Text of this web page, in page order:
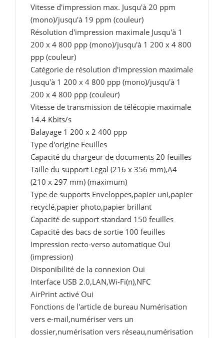
Vitesse d'impression max. Jusqu'à 20 ppm
(mono)/jusqu'à 19 ppm (couleur)
Résolution d'impression maximale Jusqu'à 1
200 x 4 800 ppp (mono)/jusqu'à 1 200 x 4 800
ppp (couleur)
Catégorie de résolution d'impression maximale
Jusqu'à 1 200 x 4 800 ppp (mono)/jusqu'à 1
200 x 4 800 ppp (couleur)
Vitesse de transmission de télécopie maximale
14.4 Kbits/s
Balayage 1 200 x 2 400 ppp
Type d'origine Feuilles
Capacité du chargeur de documents 20 feuilles
Taille du support Legal (216 x 356 mm),A4
(210 x 297 mm) (maximum)
Type de supports Enveloppes,papier uni,papier
recyclé,papier photo,papier brillant
Capacité de support standard 150 feuilles
Capacité des bacs de sortie 100 feuilles
Impression recto-verso automatique Oui
(impression)
Disponibilité de la connexion Oui
Interface USB 2.0,LAN,Wi-Fi(n),NFC
AirPrint activé Oui
Fonctions de l'article de bureau Numérisation
vers e-mail,numériser vers un
dossier,numérisation vers réseau,numérisation